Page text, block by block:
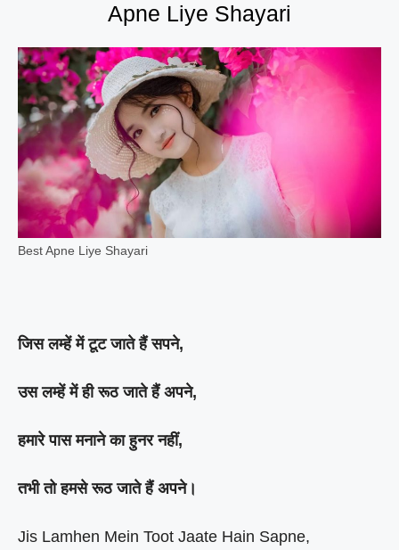
Apne Liye Shayari
Best Apne Liye Shayari
जिस लम्हें में टूट जाते हैं सपने,
उस लम्हें में ही रूठ जाते हैं अपने,
हमारे पास मनाने का हुनर नहीं,
तभी तो हमसे रूठ जाते हैं अपने।
Jis Lamhen Mein Toot Jaate Hain Sapne,